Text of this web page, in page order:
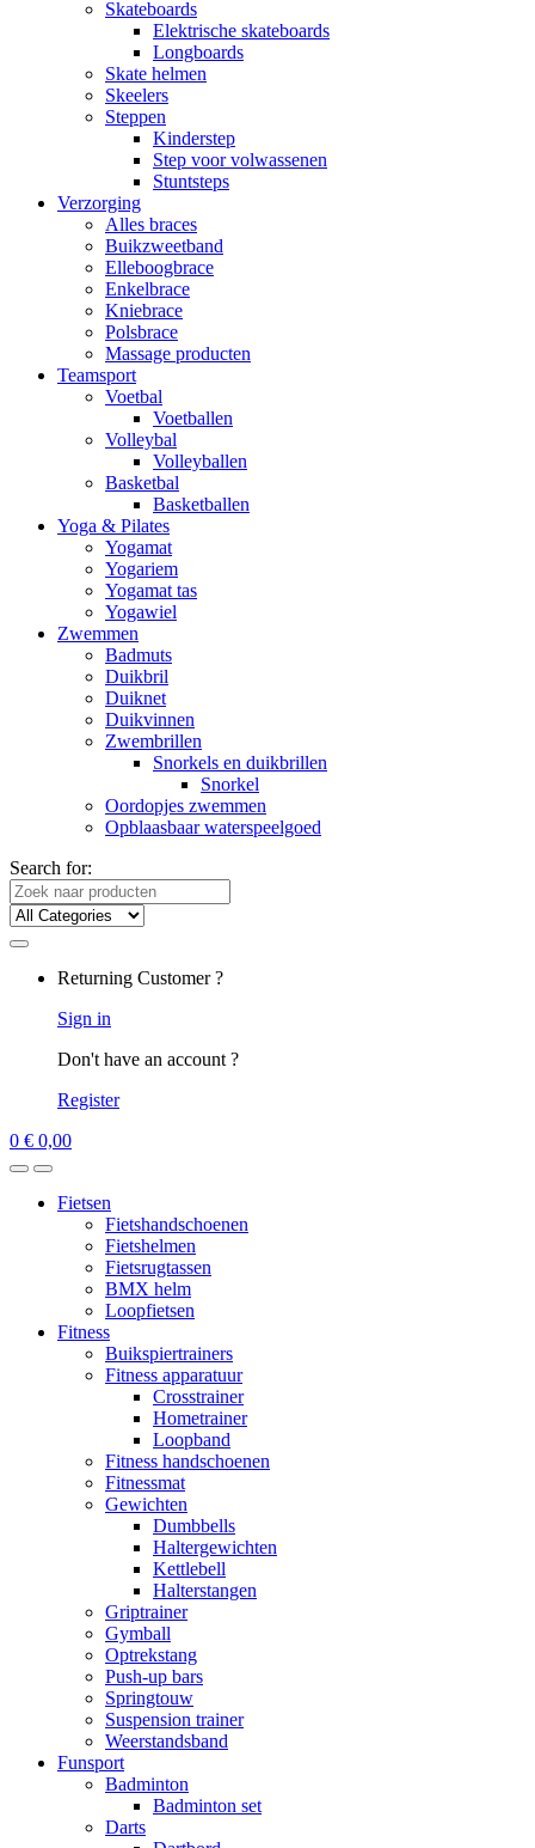
Skateboards
Elektrische skateboards
Longboards
Skate helmen
Skeelers
Steppen
Kinderstep
Step voor volwassenen
Stuntsteps
Verzorging
Alles braces
Buikzweetband
Elleboogbrace
Enkelbrace
Kniebrace
Polsbrace
Massage producten
Teamsport
Voetbal
Voetballen
Volleybal
Volleyballen
Basketbal
Basketballen
Yoga & Pilates
Yogamat
Yogariem
Yogamat tas
Yogawiel
Zwemmen
Badmuts
Duikbril
Duiknet
Duikvinnen
Zwembrillen
Snorkels en duikbrillen
Snorkel
Oordopjes zwemmen
Opblaasbaar waterspeelgoed
Search for:
Returning Customer ?
Sign in
Don't have an account ?
Register
0 € 0,00
Fietsen
Fietshandschoenen
Fietshelmen
Fietsrugtassen
BMX helm
Loopfietsen
Fitness
Buikspiertrainers
Fitness apparatuur
Crosstrainer
Hometrainer
Loopband
Fitness handschoenen
Fitnessmat
Gewichten
Dumbbells
Haltergewichten
Kettlebell
Halterstangen
Griptrainer
Gymball
Optrekstang
Push-up bars
Springtouw
Suspension trainer
Weerstandsband
Funsport
Badminton
Badminton set
Darts